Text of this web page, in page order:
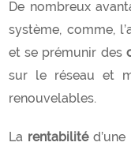
De nombreux
système, comme,
et se prémunir des
sur le réseau et
renouvelables.
La rentabilitéd’une